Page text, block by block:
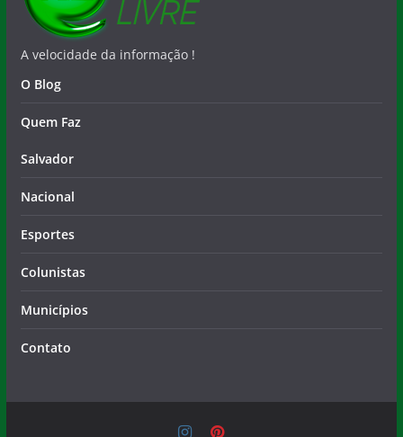
A velocidade da informação !
O Blog
Quem Faz
Salvador
Nacional
Esportes
Colunistas
Municípios
Contato